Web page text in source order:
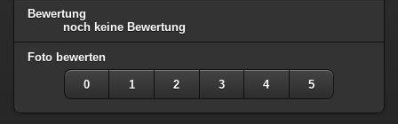
Bewertung
noch keine Bewertung
Foto bewerten
0 1 2 3 4 5